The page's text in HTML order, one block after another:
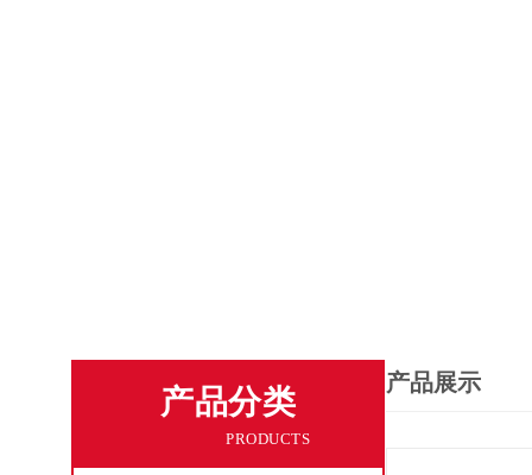
产品分类
PRODUCTS
产品展示